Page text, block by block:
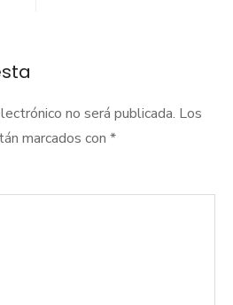
no será publicada. Los
marcados con *